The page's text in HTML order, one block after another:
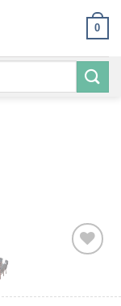
0
Add to